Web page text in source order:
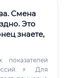
Смена
Это
знаете,
⚡ Для